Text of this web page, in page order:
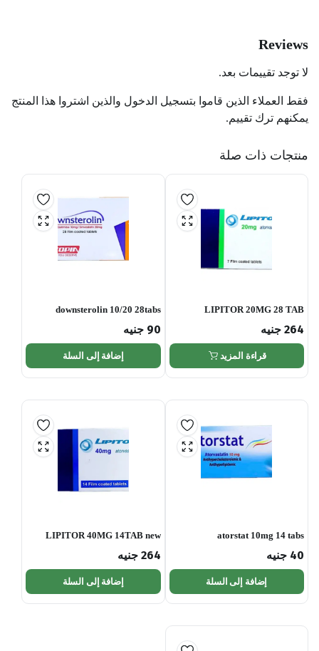
Reviews
لا توجد تقييمات بعد.
فقط العملاء الذين قاموا بتسجيل الدخول والذين اشتروا هذا المنتج
يمكنهم ترك تقييم.
منتجات ذات صلة
LIPITOR 20MG 28 TAB
264 جنيه
قراءة المزيد
downsterolin 10/20 28tabs
90 جنيه
إضافة إلى السلة
atorstat 10mg 14 tabs
40 جنيه
إضافة إلى السلة
LIPITOR 40MG 14TAB new
264 جنيه
إضافة إلى السلة